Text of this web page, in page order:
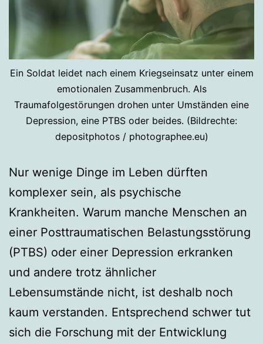
Ein Soldat leidet nach einem Kriegseinsatz unter einem
emotionalen Zusammenbruch. Als
Traumafolgestörungen drohen unter Umständen eine
Depression, eine PTBS oder beides. (Bildrechte:
depositphotos / photographee.eu)
Nur wenige Dinge im Leben dürften
komplexer sein, als psychische
Krankheiten. Warum manche Menschen an
einer Posttraumatischen Belastungsstörung
(PTBS) oder einer Depression erkranken
und andere trotz ähnlicher
Lebensumstände nicht, ist deshalb noch
kaum verstanden. Entsprechend schwer tut
sich die Forschung mit der Entwicklung